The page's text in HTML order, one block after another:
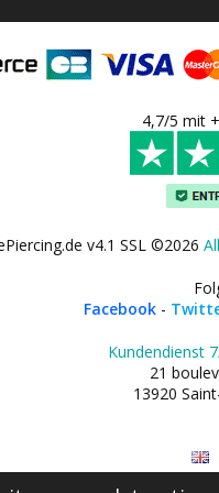
4,7/5 mit
v4.1 SSL ©2026
Facebook -
Kundendienst
21
13920